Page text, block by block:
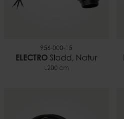
956-000-15
ELECTROSladd, Natur
L200 cm